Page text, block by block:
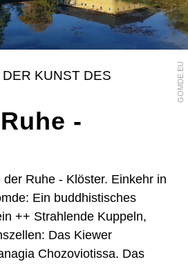
GOMDE.EU
KUNST DES
-
Ruhe - Klöster. Einkehr in
Ein buddhistisches
++ Strahlende Kuppeln,
Das Kiewer
Chozoviotissa. Das